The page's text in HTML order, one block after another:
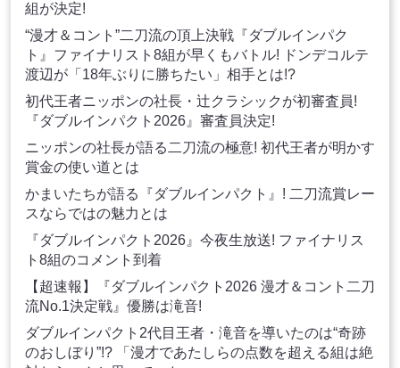
組が決定!
“漫才＆コント”二刀流の頂上決戦『ダブルインパク
ト』ファイナリスト8組が早くもバトル! ドンデコルテ
渡辺が「18年ぶりに勝ちたい」相手とは!?
初代王者ニッポンの社長・辻クラシックが初審査員!
『ダブルインパクト2026』審査員決定!
ニッポンの社長が語る二刀流の極意! 初代王者が明かす
賞金の使い道とは
かまいたちが語る『ダブルインパクト』! 二刀流賞レー
スならではの魅力とは
『ダブルインパクト2026』今夜生放送! ファイナリス
ト8組のコメント到着
【超速報】『ダブルインパクト2026 漫才＆コント二刀
流No.1決定戦』優勝は滝音!
ダブルインパクト2代目王者・滝音を導いたのは“奇跡
のおしぼり”!? 「漫才であたしらの点数を超える組は絶